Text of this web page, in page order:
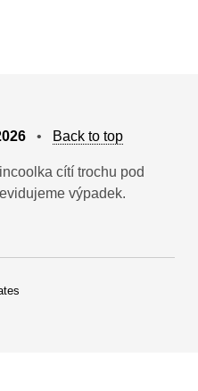
• Back to top
cítí trochu pod
výpadek.